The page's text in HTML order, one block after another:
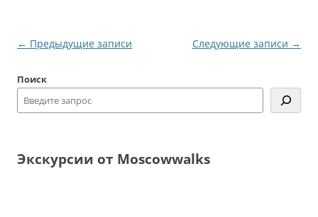
Навигация
записям
← Предыдущие записи Следующие записи →
Поиск
Экскурсии от Moscowwalks